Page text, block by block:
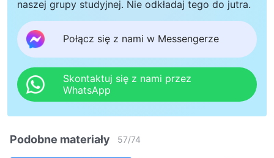
naszej grupy studyjnej. Nie odkładaj tego do jutra.
Połącz się z nami w Messengerze
Skontaktuj się z nami przez
WhatsApp
Podobne materiały 57/74